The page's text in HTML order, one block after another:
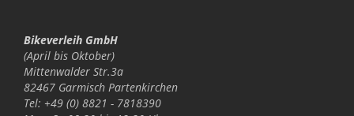
Bikeverleih GmbH
(April bis Oktober)
Mittenwalder Str.3a
82467 Garmisch Partenkirchen
Tel: +49 (0) 8821 - 7818390